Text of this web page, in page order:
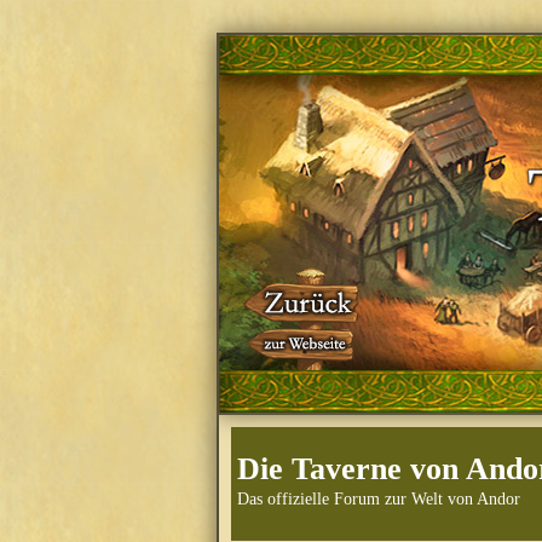
Die Taverne von
Das offizielle Forum zur Welt von Andor